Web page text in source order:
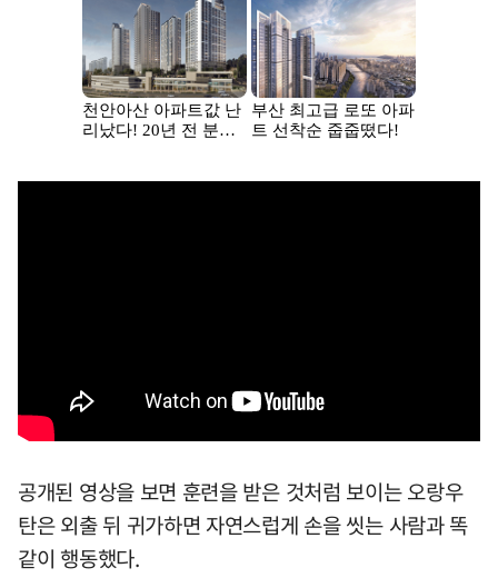
공개된 영상을 보면 훈련을 받은 것처럼 보이는 오랑우
탄은 외출 뒤 귀가하면 자연스럽게 손을 씻는 사람과 똑
같이 행동했다.